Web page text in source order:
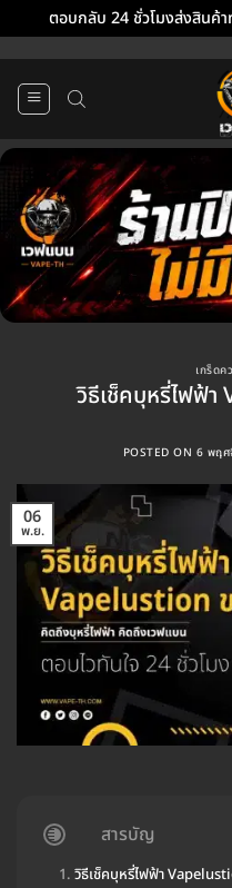
ตอบกลับ 24 ชั่วโมงส่งสินค้
เกร็ดค
วิธีเช็คบุหรี่ไฟฟ้
POSTED ON 6 พฤศ
06
พ.ย.
สารบัญ
วิธีเช็คบุหรี่ไฟฟ้า